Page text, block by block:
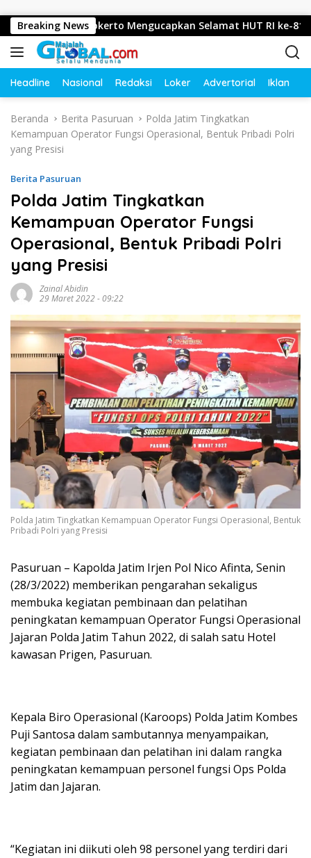
Breaking News
Mojokerto Mengucapkan Selamat HUT RI ke-81 Tahun
Headline Nasional Redaksi Loker Advertorial Iklan
Beranda Berita Pasuruan
Polda Jatim Tingkatkan
Kemampuan Operator Fungsi Operasional, Bentuk Pribadi Polri
yang Presisi
Berita Pasuruan
Polda Jatim Tingkatkan
Kemampuan Operator Fungsi
Operasional, Bentuk Pribadi Polri
yang Presisi
Zainal Abidin
29 Maret 2022 - 09:22
Polda Jatim Tingkatkan Kemampuan Operator Fungsi Operasional, Bentuk
Pribadi Polri yang Presisi
Pasuruan – Kapolda Jatim Irjen Pol Nico Afinta, Senin
(28/3/2022) memberikan pengarahan sekaligus
membuka kegiatan pembinaan dan pelatihan
peningkatan kemampuan Operator Fungsi Operasional
Jajaran Polda Jatim Tahun 2022, di salah satu Hotel
kawasan Prigen, Pasuruan.
Kepala Biro Operasional (Karoops) Polda Jatim Kombes
Puji Santosa dalam sambutannya menyampaikan,
kegiatan pembinaan dan pelatihan ini dalam rangka
peningkatan kemampuan personel fungsi Ops Polda
Jatim dan Jajaran.
“Kegiatan ini diikuti oleh 98 personel yang terdiri dari